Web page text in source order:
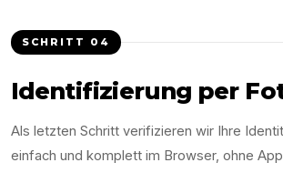
SCHRITT 04
Identifizierung per
Als letzten Schritt verifizieren wir Ihre
einfach und komplett im Browser, ohne